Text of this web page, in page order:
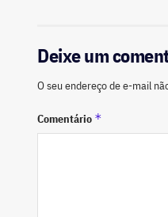
Deixe um
O seu endereço de e-mail
Comentário *